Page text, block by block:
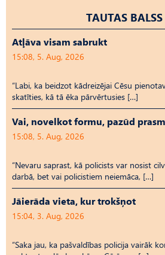
TAUTAS BALSS
Atļāva visam sabrukt
15:08, 5. Aug, 2026
“Labi, ka beidzot kādreizējai Cēsu
skatīties, kā tā ēka pārvērtusies […]
Vai, novelkot formu, pazūd
15:08, 5. Aug, 2026
“Nevaru saprast, kā policists var nosist
darbā, bet vai policistiem neiemāca, […]
Jāierāda vieta, kur trokšņot
15:04, 3. Aug, 2026
“Saka jau, ka pašvaldības policija vairāk